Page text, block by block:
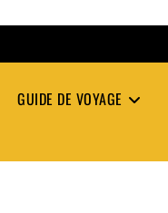
GUIDE DE VOYAGE